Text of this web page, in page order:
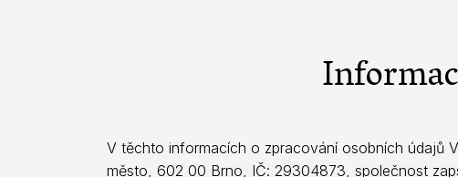
V těchto informacích o zpracování osobních údajů
město, 602 00 Brno, IČ: 29304873, společnost